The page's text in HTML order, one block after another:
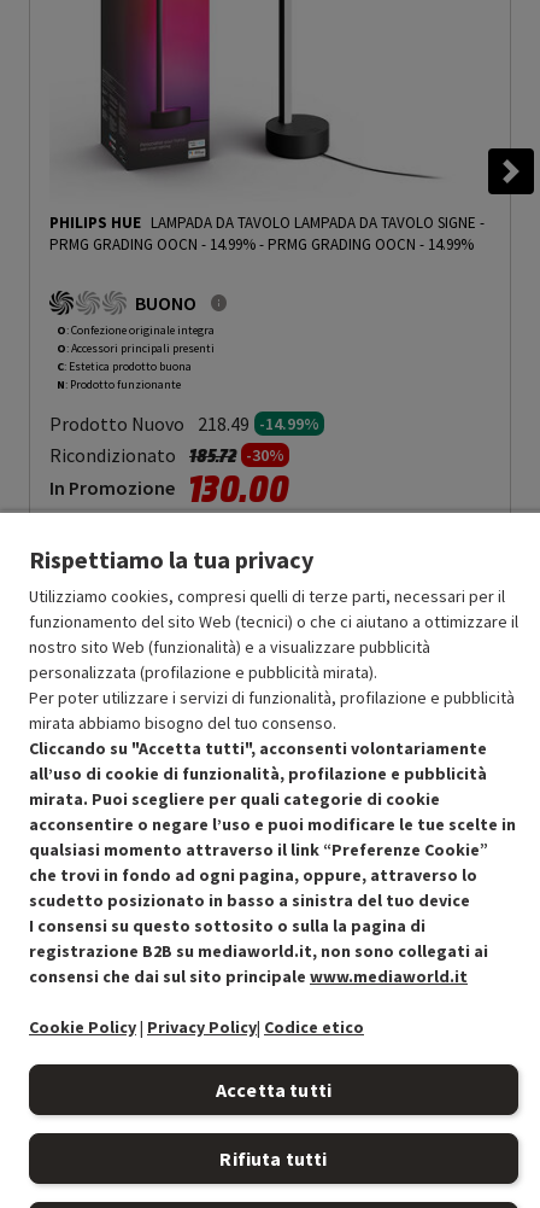
PHILIPS HUE LAMPADA DA TAVOLO LAMPADA DA TAVOLO SIGNE -
PRMG GRADING OOCN - 14.99%- PRMG GRADING OOCN - 14.99%
BUONO
O: Confezione originale integra
O: Accessori principali presenti
C: Estetica prodotto buona
N: Prodotto funzionante
Prodotto Nuovo 218.49 -14.99%
Ricondizionato Prezzo ridotto da
185.72a-30%
In Promozione 130.00
Aggiungi al carrello
SCONTO RICONDIZIONATI
Approfitta dello sconto del 30% sul prodotto ricondizionato.
Condizioni generali di vendita
Cookie Policy
Preferenze cookie
Recedere dal contratto qui
Rispettiamo la tua privacy
Utilizziamo cookies, compresi quelli di terze parti, necessari per il
funzionamento del sito Web (tecnici) o che ci aiutano a ottimizzare il
nostro sito Web (funzionalità) e a visualizzare pubblicità
personalizzata (profilazione e pubblicità mirata).
Per poter utilizzare i servizi di funzionalità, profilazione e pubblicità
mirata abbiamo bisogno del tuo consenso.
Cliccando su "Accetta tutti", acconsenti volontariamente
all’uso di cookie di funzionalità, profilazione e pubblicità
mirata. Puoi scegliere per quali categorie di cookie
acconsentire o negare l’uso e puoi modificare le tue scelte in
qualsiasi momento attraverso il link “Preferenze Cookie”
che trovi in fondo ad ogni pagina, oppure, attraverso lo
scudetto posizionato in basso a sinistra del tuo device
I consensi su questo sottosito o sulla la pagina di
registrazione B2B su mediaworld.it, non sono collegati ai
consensi che dai sul sito principale www.mediaworld.it
Cookie Policy| Privacy Policy| Codice etico
Accetta tutti
Rifiuta tutti